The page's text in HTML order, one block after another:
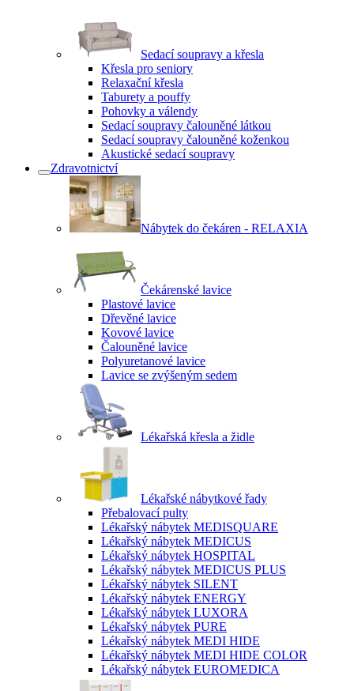
Sedací soupravy a křesla
Křesla pro seniory
Relaxační křesla
Taburety a pouffy
Pohovky a válendy
Sedací soupravy čalouněné látkou
Sedací soupravy čalouněné koženkou
Akustické sedací soupravy
Zdravotnictví
Nábytek do čekáren - RELAXIA
Čekárenské lavice
Plastové lavice
Dřevěné lavice
Kovové lavice
Čalouněné lavice
Polyuretanové lavice
Lavice se zvýšeným sedem
Lékařská křesla a židle
Lékařské nábytkové řady
Přebalovací pulty
Lékařský nábytek MEDISQUARE
Lékařský nábytek MEDICUS
Lékařský nábytek HOSPITAL
Lékařský nábytek MEDICUS PLUS
Lékařský nábytek SILENT
Lékařský nábytek ENERGY
Lékařský nábytek LUXORA
Lékařský nábytek PURE
Lékařský nábytek MEDI HIDE
Lékařský nábytek MEDI HIDE COLOR
Lékařský nábytek EUROMEDICA